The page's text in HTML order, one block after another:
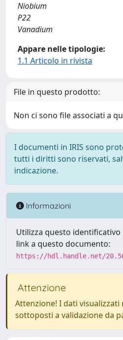
Niobium
P22
Vanadium
Appare nelle tipologie:
1.1 Articolo in rivista
File in questo prodotto:
Non ci sono file associati a
I documenti in IRIS sono
tutti i diritti sono riservati,
indicazione.
Informazioni
Utilizza questo
link a questo documento:
https://hdl.handle.net/
Attenzione
Attenzione! I dati visualizzati
sottoposti a validazione da